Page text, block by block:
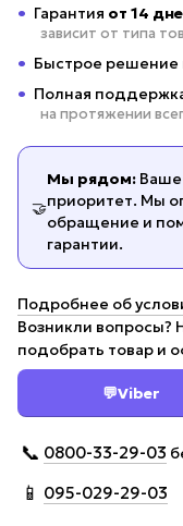
Гарантия от 14
зависит от типа
Быстрое решение
Полная
на протяжении
🤝
Мы рядом:
приоритет. Мы
обращение и
гарантии.
Подробнее об
Возникли
подобрать товар и
💬Viber
📞 0800-33-29-03
📱 095-029-29-03